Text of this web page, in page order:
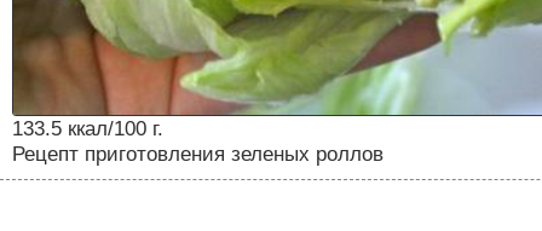
133.5 ккал/100 г.
Рецепт приготовления зеленых роллов